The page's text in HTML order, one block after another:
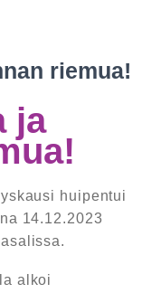
riemua!
ja
huipentui
14.12.2023
alkoi